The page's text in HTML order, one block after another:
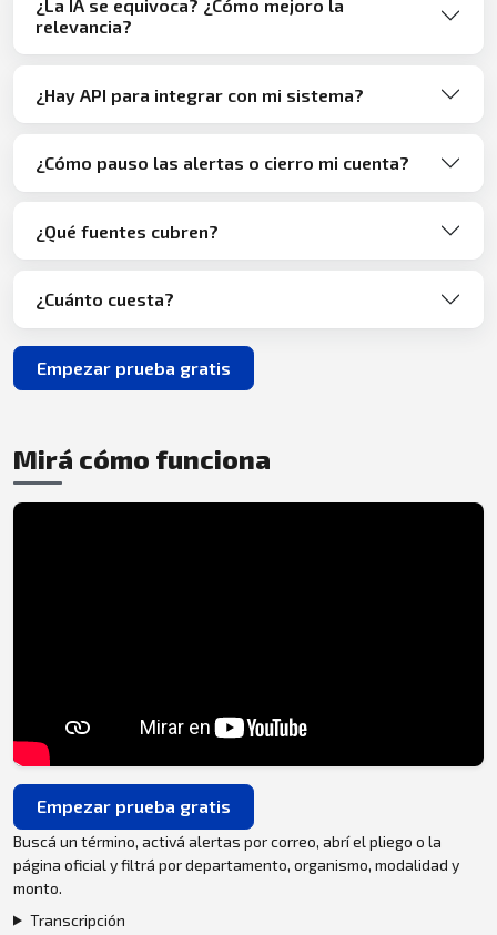
¿La IA se equivoca? ¿Cómo mejoro la
relevancia?
¿Hay API para integrar con mi sistema?
¿Cómo pauso las alertas o cierro mi cuenta?
¿Qué fuentes cubren?
¿Cuánto cuesta?
Empezar prueba gratis
Mirá cómo funciona
Empezar prueba gratis
Buscá un término, activá alertas por correo, abrí el pliego o la
página oficial y filtrá por departamento, organismo, modalidad y
monto.
Transcripción